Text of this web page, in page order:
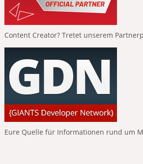
Content Creator? Tretet unserem
Eure Quelle für Informationen rund um